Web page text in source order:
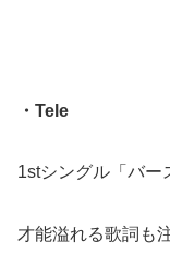
・Tele
1stシングル「バー
才能溢れる歌詞も